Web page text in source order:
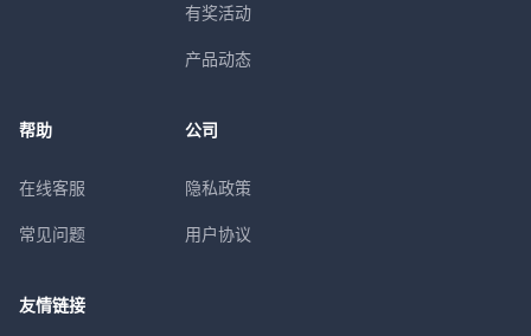
有奖活动
产品动态
帮助
在线客服
常见问题
公司
隐私政策
用户协议
友情链接